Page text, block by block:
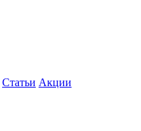
Статьи Акции